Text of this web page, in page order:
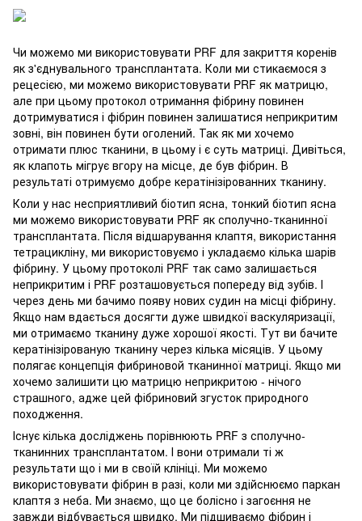
Чи можемо ми використовувати PRF для закриття коренів
як з'єднувального трансплантата. Коли ми стикаємося з
рецесією, ми можемо використовувати PRF як матрицю,
але при цьому протокол отримання фібрину повинен
дотримуватися і фібрин повинен залишатися неприкритим
зовні, він повинен бути оголений. Так як ми хочемо
отримати плюс тканини, в цьому і є суть матриці. Дивіться,
як клапоть мігрує вгору на місце, де був фібрин. В
результаті отримуємо добре кератінізірованних тканину.
Коли у нас несприятливий біотип ясна, тонкий біотип ясна
ми можемо використовувати PRF як сполучно-тканинної
трансплантата. Після відшарування клаптя, використання
тетрацикліну, ми використовуємо і укладаємо кілька шарів
фібрину. У цьому протоколі PRF так само залишається
неприкритим і PRF розташовується попереду від зубів. І
через день ми бачимо появу нових судин на місці фібрину.
Якщо нам вдається досягти дуже швидкої васкуляризації,
ми отримаємо тканину дуже хорошої якості. Тут ви бачите
кератінізірованую тканину через кілька місяців. У цьому
полягає концепція фибриновой тканинної матриці. Якщо ми
хочемо залишити цю матрицю неприкритою - нічого
страшного, адже цей фібриновий згусток природного
походження.
Існує кілька досліджень порівнюють PRF з сполучно-
тканинних трансплантатом. І вони отримали ті ж
результати що і ми в своїй клініці. Ми можемо
використовувати фібрин в разі, коли ми здійснюємо паркан
клаптя з неба. Ми знаємо, що це болісно і загоєння не
завжди відбувається швидко. Ми підшиваємо фібрин і